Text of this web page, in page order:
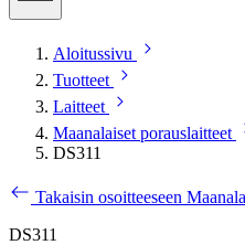
Aloitussivu
Tuotteet
Laitteet
Maanalaiset porauslaitteet
DS311
Takaisin osoitteeseen
DS311